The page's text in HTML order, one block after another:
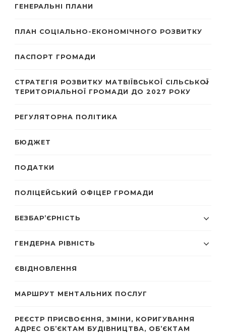
ГЕНЕРАЛЬНІ ПЛАНИ
ПЛАН СОЦІАЛЬНО-ЕКОНОМІЧНОГО РОЗВИТКУ
ПАСПОРТ ГРОМАДИ
СТРАТЕГІЯ РОЗВИТКУ МАТВІЇВСЬКОЇ СІЛЬСЬКОЇ
ТЕРИТОРІАЛЬНОЇ ГРОМАДИ ДО 2027 РОКУ
РЕГУЛЯТОРНА ПОЛІТИКА
БЮДЖЕТ
ПОДАТКИ
ПОЛІЦЕЙСЬКИЙ ОФІЦЕР ГРОМАДИ
БЕЗБАР’ЄРНІСТЬ
ГЕНДЕРНА РІВНІСТЬ
ЄВІДНОВЛЕННЯ
МАРШРУТ МЕНТАЛЬНИХ ПОСЛУГ
РЕЄСТР ПРИСВОЄННЯ, ЗМІНИ, КОРИГУВАННЯ
АДРЕС ОБ’ЄКТАМ БУДІВНИЦТВА, ОБ’ЄКТАМ